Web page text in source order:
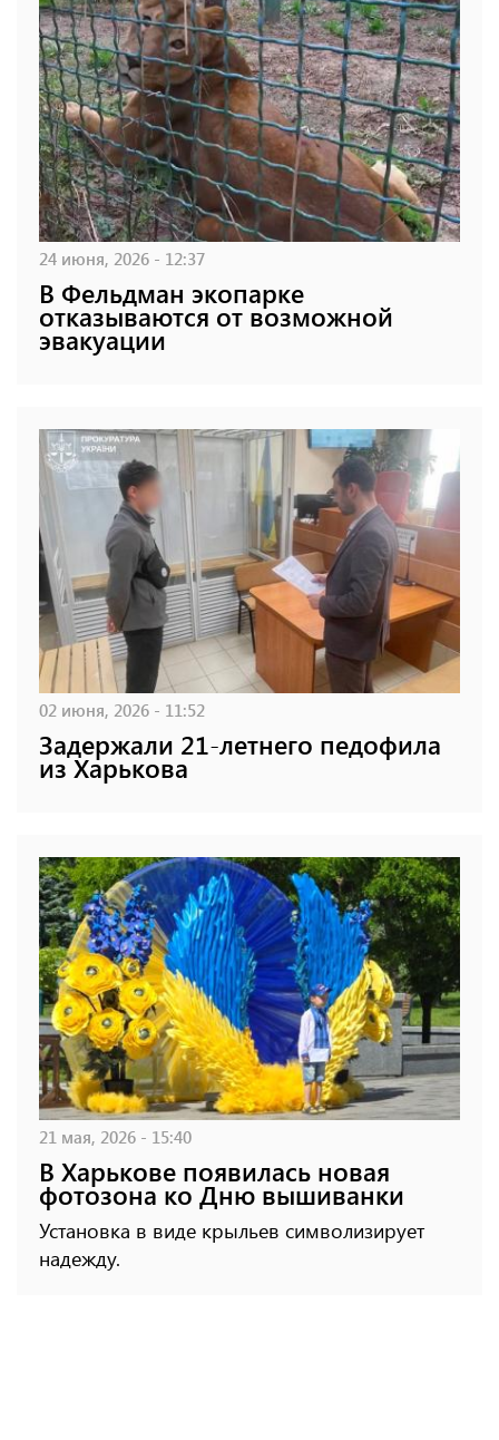
24 июня, 2026 - 12:37
В Фельдман экопарке
отказываются от возможной
эвакуации
02 июня, 2026 - 11:52
Задержали 21-летнего педофила
из Харькова
21 мая, 2026 - 15:40
В Харькове появилась новая
фотозона ко Дню вышиванки
Установка в виде крыльев символизирует
надежду.